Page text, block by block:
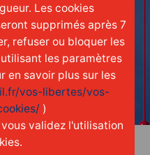
de chacun
Les cookies
supprimés après 7
refuser ou bloquer les
les paramètres
en savoir plus sur les
vos-libertes/vos-
)
validez l'utilisation